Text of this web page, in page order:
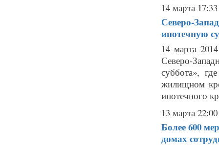
14 марта 17:33
Северо-
ипотечную
14 марта
Северо-
суббота»,
жилищном
ипотечного
13 марта 22:00
Более 600
домах